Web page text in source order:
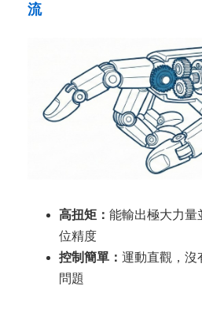
流
高扭矩： 能輸出極大力量
位精度
控制簡單： 運動直觀，沒
問題